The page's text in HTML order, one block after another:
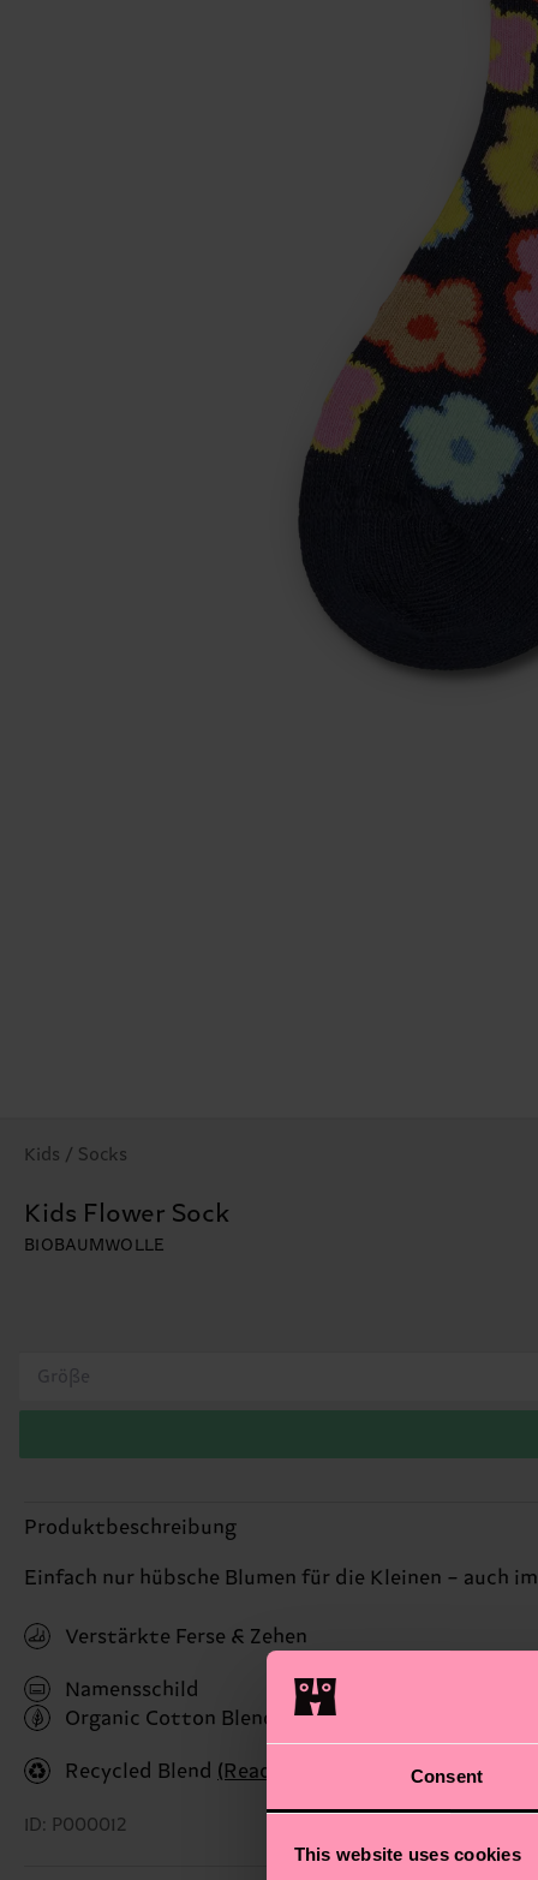
Consent
This website uses cookies
Kids / Socks
Kids Flower Sock
BIOBAUMWOLLE
Größe
Produktbeschreibung
Einfach nur hübsche Blumen für die Kleinen – auch
Verstärkte Ferse & Zehen
Namensschild
Organic Cotton Blend
(Read more here)
Recycled Blend (Read more here)
ID: P000012